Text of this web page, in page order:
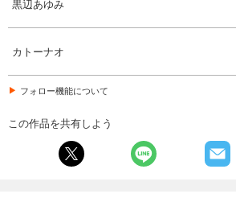
黒辺あゆみ
カトーナオ
フォロー機能について
この作品を共有しよう